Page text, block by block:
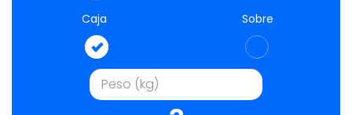
Caja Sobre